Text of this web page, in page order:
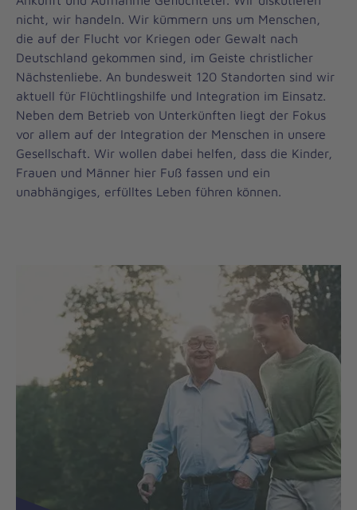
nicht, wir handeln. Wir kümmern uns um Menschen,
die auf der Flucht vor Kriegen oder Gewalt nach
Deutschland gekommen sind, im Geiste christlicher
Nächstenliebe. An bundesweit 120 Standorten sind wir
aktuell für Flüchtlingshilfe und Integration im Einsatz.
Neben dem Betrieb von Unterkünften liegt der Fokus
vor allem auf der Integration der Menschen in unsere
Gesellschaft. Wir wollen dabei helfen, dass die Kinder,
Frauen und Männer hier Fuß fassen und ein
unabhängiges, erfülltes Leben führen können.